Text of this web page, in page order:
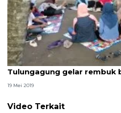
Sambil "ngabuburit"
Tulungagung gelar rembuk
19 Mei 2019
Video Terkait